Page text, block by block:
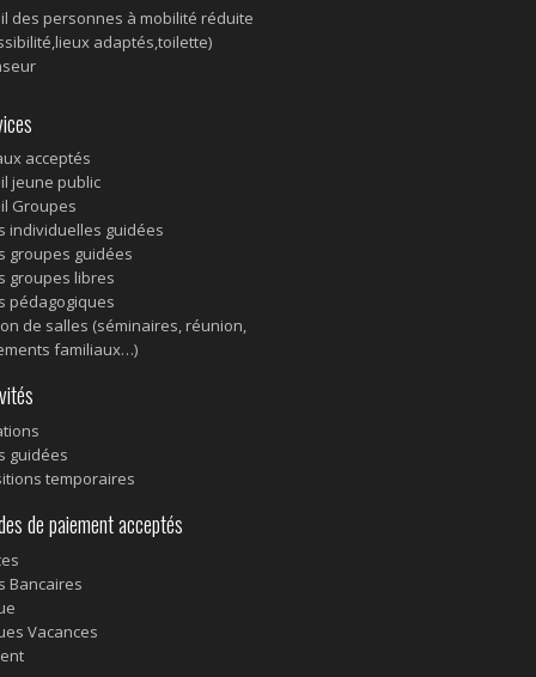
des personnes à mobilité réduite
adaptés,toilette)
acceptés
jeune public
Groupes
individuelles guidées
groupes guidées
groupes libres
pédagogiques
de salles (séminaires, réunion,
familiaux…)
guidées
temporaires
de paiement acceptés
Bancaires
Vacances